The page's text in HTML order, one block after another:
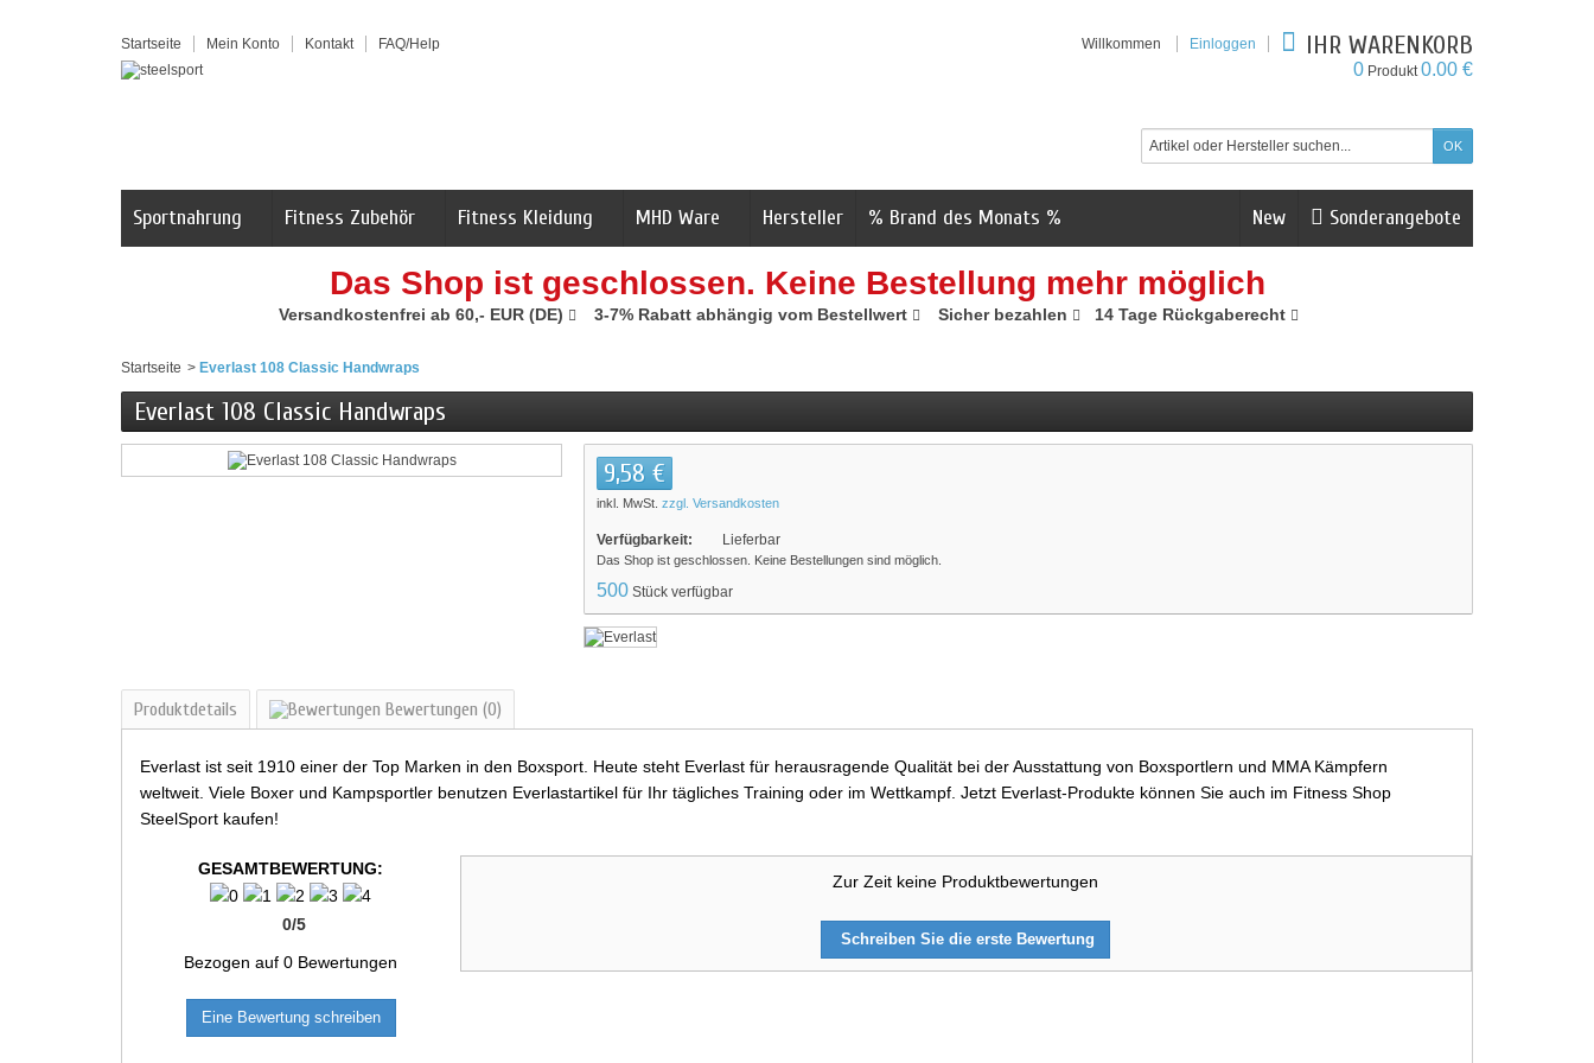
Startseite Mein Konto Kontakt FAQ/Help Willkommen Einloggen IHR WARENKORB
0 Produkt0.00 €
Sonderangebote
New
Sportnahrung Fitness Zubehör Fitness Kleidung MHD Ware Hersteller % Brand des Monats %
Das Shop ist geschlossen. Keine Bestellung mehr möglich
Versandkostenfrei ab 60,- EUR (DE) 3-7% Rabatt abhängig vom Bestellwert Sicher bezahlen 14 Tage Rückgaberecht
Startseite > Everlast 108 Classic Handwraps
Everlast 108 Classic Handwraps
9,58 €
inkl. MwSt. zzgl. Versandkosten
Verfügbarkeit: Lieferbar
Das Shop ist geschlossen. Keine Bestellungen sind möglich.
500 Stück verfügbar
Produktdetails Bewertungen (0)
Everlast ist seit 1910 einer der Top Marken in den Boxsport. Heute steht Everlast für herausragende Qualität bei der Ausstattung von Boxsportlern und MMA Kämpfern
weltweit. Viele Boxer und Kampsportler benutzen Everlastartikel für Ihr tägliches Training oder im Wettkampf. Jetzt Everlast-Produkte können Sie auch im Fitness Shop
SteelSport kaufen!
GESAMTBEWERTUNG:
0/5
Bezogen auf0 Bewertungen
Eine Bewertung schreiben
Zur Zeit keine Produktbewertungen
Schreiben Sie die erste Bewertung